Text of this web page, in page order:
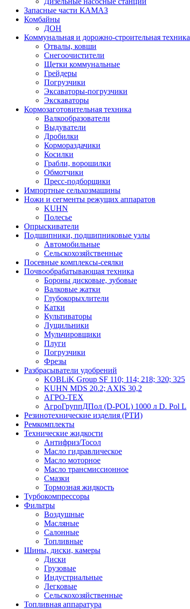
Запасные части КАМАЗ
Комбайны
ДОН
Коммунальная и дорожно-строительная техника
Отвалы, ковши
Снегоочистители
Щетки коммунальные
Грейдеры
Погрузчики
Эксаваторы-погрузчики
Экскаваторы
Кормозаготовительная техника
Валкообразователи
Выдуватели
Дробилки
Кормораздачики
Косилки
Грабли, ворошилки
Обмотчики
Пресс-подборщики
Импортные сельхозмашины
Ножи и сегменты режущих аппаратов
KUHN
Полесье
Опрыскиватели
Подшипники, подшипниковые узлы
Автомобильные
Сельскохозяйственные
Посевные комплексы-сеялки
Почвообрабатывающая техника
Бороны дисковые, зубовые
Валковые жатки
Глубокорыхлители
Катки
Культиваторы
Лущильники
Мульчировщики
Плуги
Погрузчики
Фрезы
Разбрасыватели удобрений
KOBLiK Group SF 110; 114; 218; 320; 325
KUHN MDS 20.2; AXIS 30,2
АГРО-ТЕХ
АгроГруппДПол (D-POL) 1000 л D. Pol L
Резинотехнические изделия (РТИ)
Ремкомплекты
Технические жидкости
Антифриз/Тосол
Масло гидравлическое
Масло моторное
Масло трансмиссионное
Смазки
Тормозная жидкость
Турбокомпрессоры
Фильтры
Воздушные
Масляные
Салонные
Топливные
Шины, диски, камеры
Диски
Грузовые
Индустриальные
Легковые
Сельскохозяйственные
Топливная аппаратура